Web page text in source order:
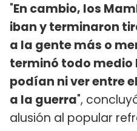
"En cambio, los
iban y terminaron
a la gente más o
terminó todo medio
podían ni ver entre
a la guerra",
alusión al popular